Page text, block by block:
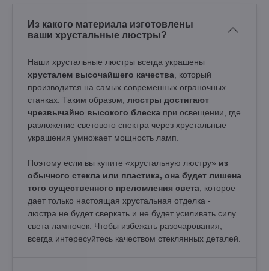
Из какого материала изготовлены
ваши хрустальные люстры?
Наши хрустальные люстры всегда украшены
хрусталем высочайшего качества , который
производится на самых современных ограночных
станках. Таким образом, люстры достигают
чрезвычайно высокого блеска при освещении, где
разложение светового спектра через хрустальные
украшения умножает мощность ламп.
Поэтому если вы купите «хрустальную люстру» из
обычного стекла или пластика, она будет лишена
того существенного преломления света , которое
дает только настоящая хрустальная отделка -
люстра не будет сверкать и не будет усиливать силу
света лампочек. Чтобы избежать разочарования,
всегда интересуйтесь качеством стеклянных деталей.